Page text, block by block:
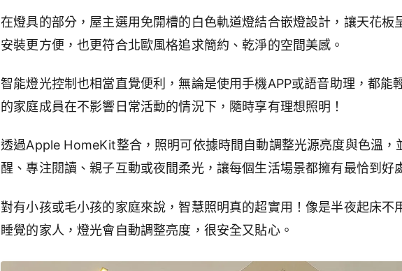
在燈具的部分，屋主選用免開槽的白色軌道燈結合嵌燈設計，讓天花板
安裝更方便，也更符合北歐風格追求簡約、乾淨的空間美感。
智能燈光控制也相當直覺便利，無論是使用手機APP或語音助理，都能
的家庭成員在不影響日常活動的情況下，隨時享有理想照明 ！
透過Apple HomeKit整合，照明可依據時間自動調整光源亮度與色溫，
醒、專注閱讀、親子互動或夜間柔光，讓每個生活場景都擁有最恰到好
對有小孩或毛小孩的家庭來說，智慧照明真的超實用！像是半夜起床不
睡覺的家人，燈光會自動調整亮度，很安全又貼心。